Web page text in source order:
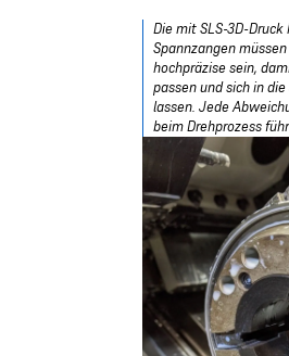
Die mit SLS-3D-
Spannzangen
hochpräzise sein,
passen und sich in
lassen. Jede
beim Drehprozess